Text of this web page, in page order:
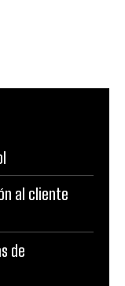
al cliente
de